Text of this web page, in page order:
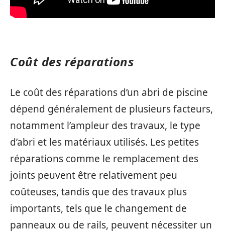
Coût des réparations
Le coût des réparations d’un abri de piscine
dépend généralement de plusieurs facteurs,
notamment l’ampleur des travaux, le type
d’abri et les matériaux utilisés. Les petites
réparations comme le remplacement des
joints peuvent être relativement peu
coûteuses, tandis que des travaux plus
importants, tels que le changement de
panneaux ou de rails, peuvent nécessiter un